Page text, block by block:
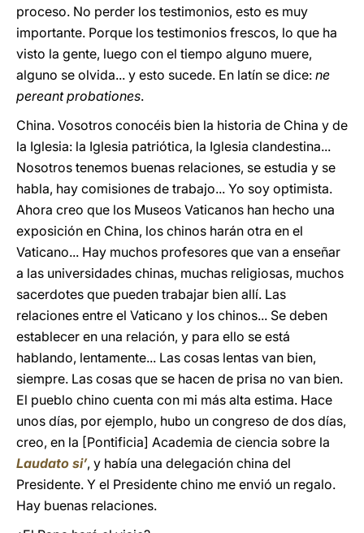
proceso. No perder los testimonios, esto es muy
importante. Porque los testimonios frescos, lo que ha
visto la gente, luego con el tiempo alguno muere,
alguno se olvida... y esto sucede. En latín se dice: ne
pereant probationes.
China. Vosotros conocéis bien la historia de China y de
la Iglesia: la Iglesia patriótica, la Iglesia clandestina...
Nosotros tenemos buenas relaciones, se estudia y se
habla, hay comisiones de trabajo... Yo soy optimista.
Ahora creo que los Museos Vaticanos han hecho una
exposición en China, los chinos harán otra en el
Vaticano... Hay muchos profesores que van a enseñar
a las universidades chinas, muchas religiosas, muchos
sacerdotes que pueden trabajar bien allí. Las
relaciones entre el Vaticano y los chinos... Se deben
establecer en una relación, y para ello se está
hablando, lentamente... Las cosas lentas van bien,
siempre. Las cosas que se hacen de prisa no van bien.
El pueblo chino cuenta con mi más alta estima. Hace
unos días, por ejemplo, hubo un congreso de dos días,
creo, en la [Pontificia] Academia de ciencia sobre la
Laudato si’, y había una delegación china del
Presidente. Y el Presidente chino me envió un regalo.
Hay buenas relaciones.